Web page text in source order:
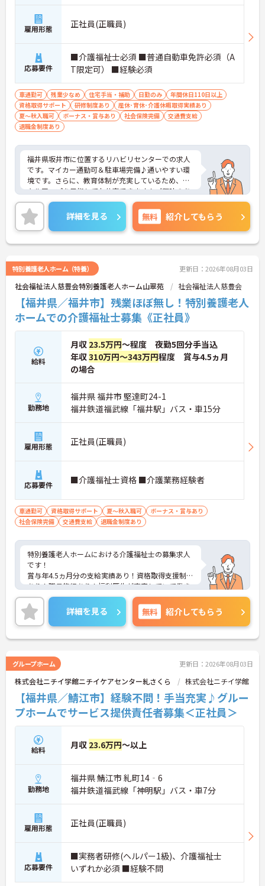
雇用形態 正社員(正職員)
応募要件
■介護福祉士必須 ■普通自動車免許必須（A
T限定可） ■経験必須
車通勤可 残業少なめ 住宅手当・補助 日勤のみ
年間休日110日以上
資格取得サポート
研修制度あり
産休･育休･介護休暇取得実績あり
夏～秋入職可
ボーナス・賞与あり 社会保険完備
交通費支給
退職金制度あり
福井県坂井市に位置するリハビリセンターでの求人
です。マイカー通勤可＆駐車場完備♪通いやすい環
境です。さらに、教育体制が充実しているため、ス
キルアップを目指してお仕事できます！ご興味のあ
る方には、面接対策ポイントなど、さらに詳細をご
案内しますのでお気軽にご相談ください！
詳細を見る 無料 紹介してもらう
特別養護老人ホーム（特養） 更新日：2026年08月03日
社会福祉法人慈豊会特別養護老人ホーム山翠苑 社会福祉法人慈豊会
【福井県／福井市】残業ほぼ無し！特別養護老人
ホームでの介護福祉士募集《正社員》
給料
月収 23.5万円～程度 夜勤5回分手当込
年収310万円～343万円程度 賞与4.5ヵ月
の場合
勤務地
福井県 福井市 堅達町24-1
福井鉄道福武線「福井駅」バス・車15分
雇用形態 正社員(正職員)
応募要件 ■介護福祉士資格 ■介護業務経験者
車通勤可 資格取得サポート 夏～秋入職可
ボーナス・賞与あり
社会保険完備
交通費支給 退職金制度あり
特別養護老人ホームにおける介護福祉士の募集求人
です！
賞与年4.5ヵ月分の支給実績あり！資格取得支援制度
あり！職員旅行あり！福利厚生が充実していて働き
やすい職場です！
ご興味ある方には、面接のポイントなど、さらに詳
細をお話致しますのでお気軽にご相談ください。
詳細を見る 無料 紹介してもらう
グループホーム 更新日：2026年08月03日
株式会社ニチイ学館ニチイケアセンター糺さくら 株式会社ニチイ学館
【福井県／鯖江市】経験不問！手当充実♪グルー
プホームでサービス提供責任者募集＜正社員＞
給料 月収 23.6万円～以上
勤務地
福井県 鯖江市 糺町14‐6
福井鉄道福武線「神明駅」バス・車7分
雇用形態 正社員(正職員)
応募要件
■実務者研修(ヘルパー1級)、介護福祉士
いずれか必須 ■経験不問